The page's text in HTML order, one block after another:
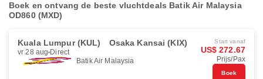
Boek en ontvang de beste vluchtdeals Batik Air Malaysia
OD860 (MXD)
Kuala Lumpur (KUL) Osaka Kansai (KIX)
vr 28 aug Direct
Batik Air Malaysia
Start vanaf
US$ 272.67
Prijs/Pax
Boek